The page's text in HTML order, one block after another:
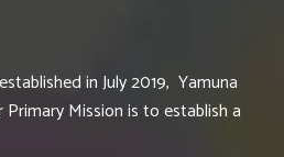
in July 2019, Yamuna
Mission is to establish a